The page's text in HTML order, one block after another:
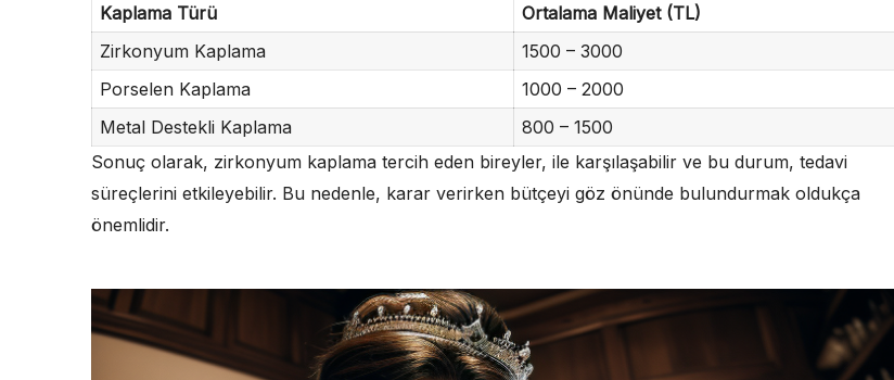
Kaplama Türü
Ortalama Maliyet (TL)
Zirkonyum Kaplama
1500 – 3000
Porselen Kaplama
1000 – 2000
Metal Destekli Kaplama
800 – 1500
Sonuç olarak, zirkonyum kaplama tercih eden bireyler, ile karşılaşabilir ve bu durum, tedavi
süreçlerini etkileyebilir. Bu nedenle, karar verirken bütçeyi göz önünde bulundurmak oldukça
önemlidir.